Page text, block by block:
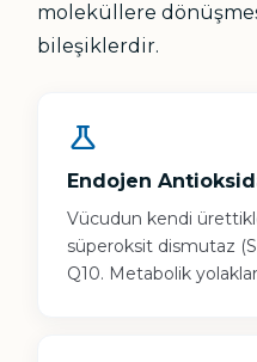
moleküllere
bileşiklerdir.
science
Endojen
Vücudun kendi
süperoksit dismutaz
Q10. Metabolik yolaklar